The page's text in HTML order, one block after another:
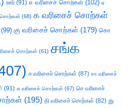
ஊர் (91) எ வரிசைச் சொற்கள் (102) ஏ
சொற்கள் (68) க வரிசைச் சொற்கள்
(99) கு வரிசைச் சொற்கள் (179) கொ
சொற்கள் (61) சங்க
ச வரிசைச் சொற்கள் (87) சா வரிசைச்
(91) சு வரிசைச் சொற்கள் (67) செ வரிசைச்
(195) தி வரிசைச் சொற்கள் (82) து